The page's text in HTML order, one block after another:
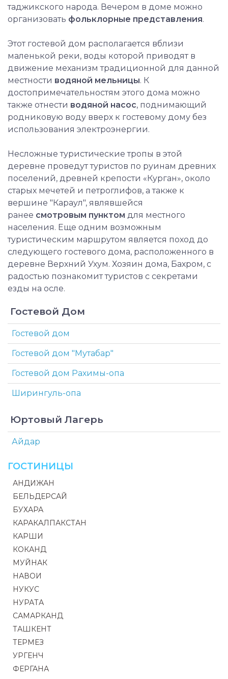
таджикского народа. Вечером в доме можно
организовать фольклорные представления.
Этот гостевой дом располагается вблизи
маленькой реки, воды которой приводят в
движение механизм традиционной для данной
местности водяной мельницы. К
достопримечательностям этого дома можно
также отнести водяной насос, поднимающий
родниковую воду вверх к гостевому дому без
использования электроэнергии.
Несложные туристические тропы в этой
деревне проведут туристов по руинам древних
поселений, древней крепости «Курган», около
старых мечетей и петроглифов, а также к
вершине "Караул", являвшейся
ранее смотровым пунктом для местного
населения. Еще одним возможным
туристическим маршрутом является поход до
следующего гостевого дома, расположенного в
деревне Верхний Ухум. Хозяин дома, Бахром, с
радостью познакомит туристов с секретами
езды на осле.
Гостевой Дом
Гостевой дом
Гостевой дом "Мутабар"
Гостевой дом Рахимы-опа
Ширингуль-опа
Юртовый Лагерь
Айдар
ГОСТИНИЦЫ
АНДИЖАН
БЕЛЬДЕРСАЙ
БУХАРА
КАРАКАЛПАКСТАН
КАРШИ
КОКАНД
МУЙНАК
НАВОИ
НУКУС
НУРАТА
САМАРКАНД
ТАШКЕНТ
ТЕРМЕЗ
УРГЕНЧ
ФЕРГАНА